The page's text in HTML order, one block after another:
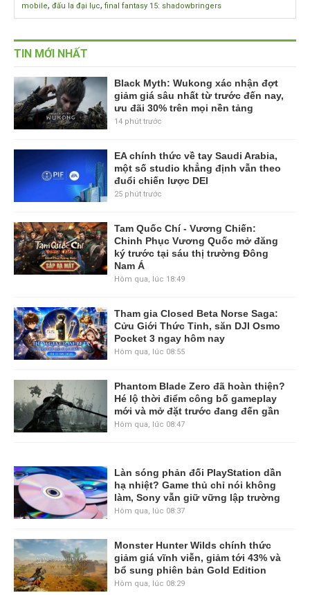
mobile, đấu la đại lục, final fantasy 15: shadowbringers
TIN MỚI NHẤT
Black Myth: Wukong xác nhận đợt
giảm giá sâu nhất từ trước đến nay,
ưu đãi 30% trên mọi nền tảng
14 phút trước
EA chính thức về tay Saudi Arabia,
một số studio khẳng định vẫn theo
đuổi chiến lược DEI
25 phút trước
Tam Quốc Chí - Vương Chiến:
Chinh Phục Vương Quốc mở đăng
ký trước tại sáu thị trường Đông
Nam Á
Hôm qua, lúc 18:49
Tham gia Closed Beta Norse Saga:
Cửu Giới Thức Tỉnh, săn DJI Osmo
Pocket 3 ngay hôm nay
Hôm qua, lúc 08:55
Phantom Blade Zero đã hoàn thiện?
Hé lộ thời điểm công bố gameplay
mới và mở đặt trước đang đến gần
Hôm qua, lúc 08:47
Làn sóng phản đối PlayStation dần
hạ nhiệt? Game thủ chỉ nói không
làm, Sony vẫn giữ vững lập trường
Hôm qua, lúc 08:37
Monster Hunter Wilds chính thức
giảm giá vĩnh viễn, giảm tới 43% và
bổ sung phiên bản Gold Edition
Hôm qua, lúc 08:29